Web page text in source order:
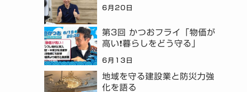
6月20日
第3回 かつおフライ「物価が
高い❗暮らしをどう守る」
6月13日
地域を守る建設業と防災力強
化を語る